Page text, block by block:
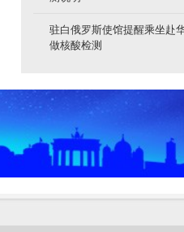
驻白俄罗斯使馆提醒乘坐赴
做核酸检测